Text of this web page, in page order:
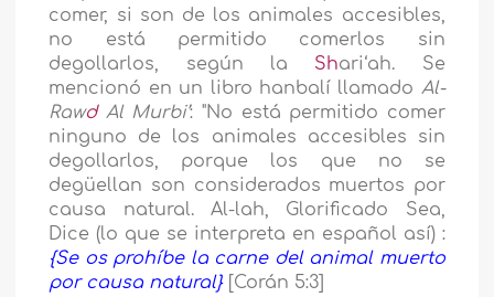
comer, si son de los animales accesibles,
no está permitido comerlos sin
degollarlos, según la Shari‘ah. Se
mencionó en un libro hanbalí llamado Al-
RawdAl Murbi’: "No está permitido comer
ninguno de los animales accesibles sin
degollarlos, porque los que no se
degüellan son considerados muertos por
causa natural. Al-lah, Glorificado Sea,
Dice (lo que se interpreta en español así) :
{Se os prohíbe la carne del animal muerto
por causa natural}[Corán 5:3]